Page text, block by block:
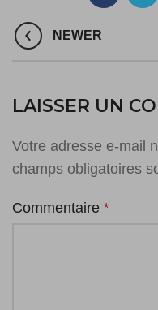
NEWER
LAISSER UN
Votre adresse e-mail
champs obligatoires
Commentaire *